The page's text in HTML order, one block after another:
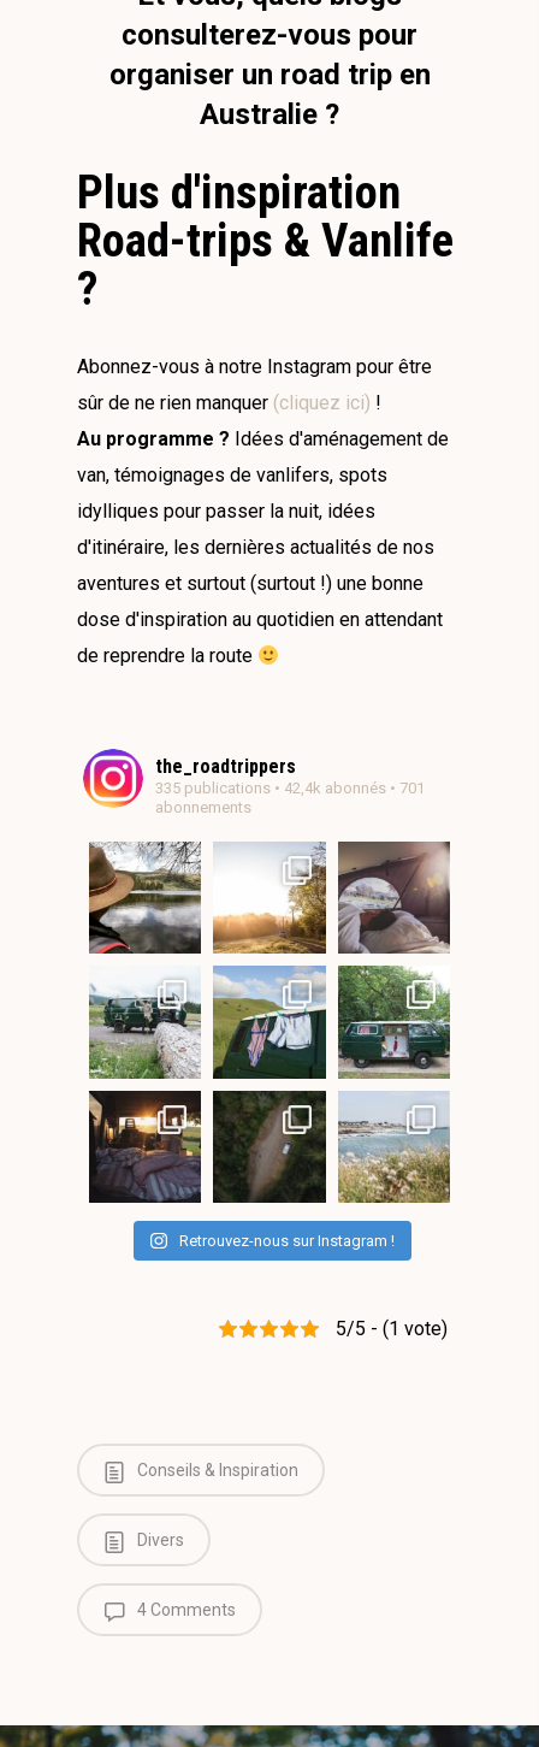
consulterez-vous pour
organiser un road trip en
Australie ?
Plus d'inspiration
Road-trips & Vanlife
?
Abonnez-vous à notre Instagram pour être
sûr de ne rien manquer (cliquez ici) !
Au programme ? Idées d'aménagement de
van, témoignages de vanlifers, spots
idylliques pour passer la nuit, idées
d'itinéraire, les dernières actualités de nos
aventures et surtout (surtout !) une bonne
dose d'inspiration au quotidien en attendant
de reprendre la route
the_roadtrippers
335 publications • 42,4k abonnés • 701
abonnements
Retrouvez-nous sur Instagram !
5/5 - (1 vote)
Conseils & Inspiration
Divers
4 Comments